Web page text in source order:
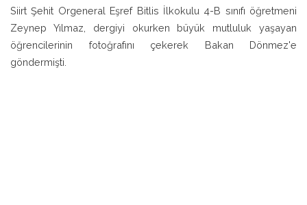
Siirt Şehit Orgeneral Eşref Bitlis İlkokulu 4-B sınıfı öğretmeni
Zeynep Yılmaz, dergiyi okurken büyük mutluluk yaşayan
öğrencilerinin fotoğrafını çekerek Bakan Dönmez'e
göndermişti.